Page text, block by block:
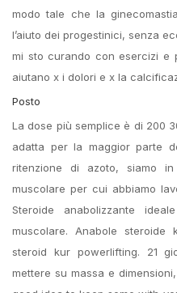
modo tale che la
l’aiuto dei progestinici, senza
mi sto curando con esercizi e
aiutano x i dolori e x la
Posto
La dose più semplice è di 200
adatta per la maggior parte
ritenzione di azoto, siamo
muscolare per cui abbiamo
Steroide anabolizzante
muscolare. Anabole steroide
steroid kur powerlifting. 21
mettere su massa e